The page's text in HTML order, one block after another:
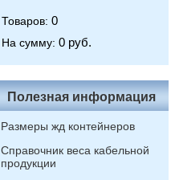
Товаров: 0
На сумму: 0 руб.
Полезная информация
Размеры жд контейнеров
Справочник веса кабельной
продукции